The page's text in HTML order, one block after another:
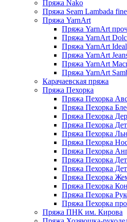
Пряжа Nako
Пряжа Seam Lambada fine
Пряжа YarnArt
Пряжа YarnArt
Пряжа YarnArt
Пряжа YarnArt Ideal
Пряжа YarnArt
Пряжа YarnArt
Пряжа YarnArt
Карачаевская пряжа
Пряжа Пехорка
Пряжа Пехорка
Пряжа Пехорка
Пряжа Пехорка
Пряжа Пехорка
Пряжа Пехорка
Пряжа Пехорка
Пряжа Пехорка
Пряжа Пехорка
Пряжа Пехорка
Пряжа Пехорка
Пряжа Пехорка
Пряжа Пехорка
Пряжа Пехорка
Пряжа ПНК им. Кирова